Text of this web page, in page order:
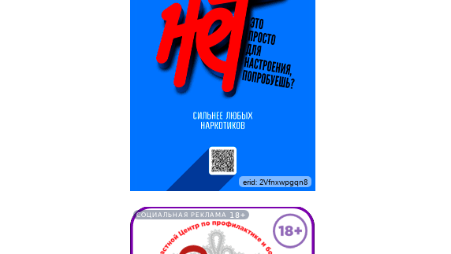
erid: 2Vfnxwpgqn8
СОЦИАЛЬНАЯ РЕКЛАМА 18+